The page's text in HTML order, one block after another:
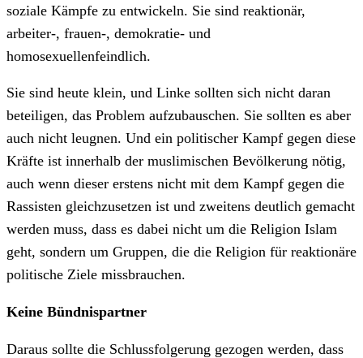
soziale Kämpfe zu entwickeln. Sie sind reaktionär,
arbeiter-, frauen-, demokratie- und
homosexuellenfeindlich.
Sie sind heute klein, und Linke sollten sich nicht daran
beteiligen, das Problem aufzubauschen. Sie sollten es aber
auch nicht leugnen. Und ein politischer Kampf gegen diese
Kräfte ist innerhalb der muslimischen Bevölkerung nötig,
auch wenn dieser erstens nicht mit dem Kampf gegen die
Rassisten gleichzusetzen ist und zweitens deutlich gemacht
werden muss, dass es dabei nicht um die Religion Islam
geht, sondern um Gruppen, die die Religion für reaktionäre
politische Ziele missbrauchen.
Keine Bündnispartner
Daraus sollte die Schlussfolgerung gezogen werden, dass